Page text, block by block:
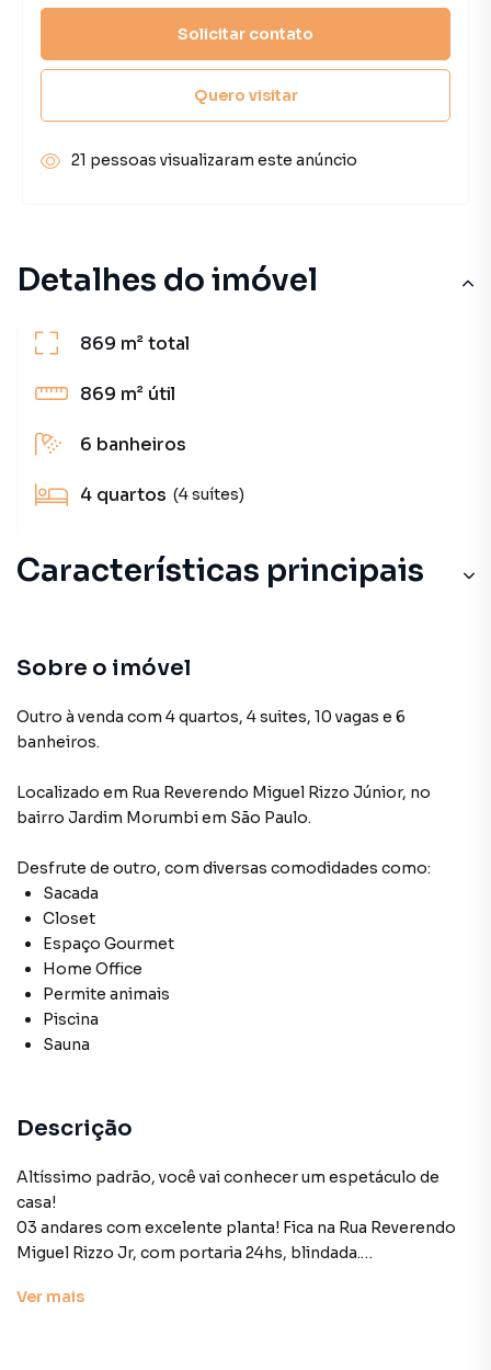
Detalhes do imóvel
869 m²total
869 m² útil
6 banheiros
4 quartos (4 suítes)
Características principais
Sobre o imóvel
Outro à venda com 4 quartos, 4 suites, 10 vagas e 6
banheiros.
Localizado em Rua Reverendo Miguel Rizzo Júnior, no
bairro Jardim Morumbiem São Paulo.
Desfrute de outro, com diversas comodidades como:
Sacada
Closet
Espaço Gourmet
Home Office
Permite animais
Piscina
Sauna
Descrição
Altíssimo padrão, você vai conhecer um espetáculo de
casa!
03 andares com excelente planta! Fica na Rua Reverendo
Miguel Rizzo Jr, com portaria 24hs, blindada.
momentos de trabalho, estudo e lazer. Usufruir de
Ver mais
Solicitar contato
Quero visitar
21 pessoas visualizaram este anúncio